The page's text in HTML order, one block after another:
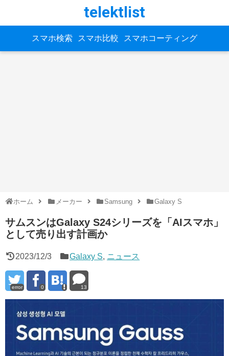
telektlist
スマホ検索 スマホ比較 スマホコーティング
ホーム メーカー Samsung Galaxy S
サムスンはGalaxy S24シリーズを「AIスマホ」
として売り出す計画か
2023/12/3 Galaxy S, ニュース
error 0 13